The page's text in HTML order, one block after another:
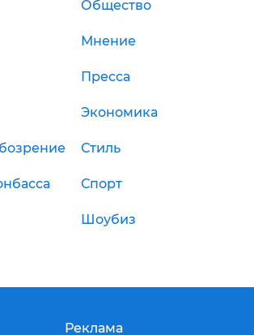
Общество
Мнение
Пресса
Экономика
Стиль
Спорт
Шоубиз
Реклама